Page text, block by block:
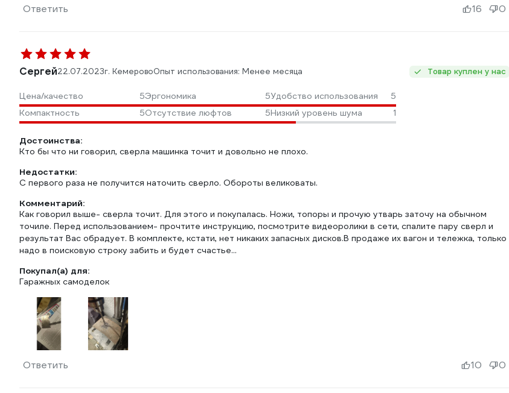
Ответить 16 0
Сергей22.07.2023г. КемеровоОпыт использования: Менее месяца Товар куплен у нас
Цена/качество 5Эргономика 5Удобство использования
5
Компактность
5Отсутствие люфтов 5Низкий уровень шума 1
Достоинства:
Кто бы что ни говорил, сверла машинка точит и довольно не плохо.
Недостатки:
С первого раза не получится наточить сверло. Обороты великоваты.
Комментарий:
Как говорил выше- сверла точит. Для этого и покупалась. Ножи, топоры и прочую утварь заточу на обычном
точиле. Перед использованием- прочтите инструкцию, посмотрите видеоролики в сети, спалите пару сверл и
результат Вас обрадует. В комплекте, кстати, нет никаких запасных дисков.В продаже их вагон и тележка, только
надо в поисковую строку забить и будет счастье...
Покупал(а) для:
Гаражных самоделок
Ответить 10 0